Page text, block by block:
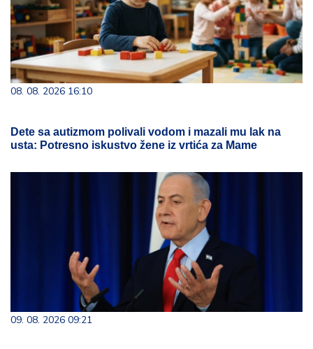
08. 08. 2026 16:10
Dete sa autizmom polivali vodom i mazali mu lak na
usta: Potresno iskustvo žene iz vrtića za Mame
09. 08. 2026 09:21